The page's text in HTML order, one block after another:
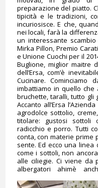
preparazione del piatto.
tipicità e le tradizioni,
incuriosisce. E che,
nei locali, farà la
un interessante
Mirka Pillon, Premio
e Unione Cuochi per il
Buglione, miglior maitre
dell’Ersa, com’è
Cucinare.
imbattiamo in quello che
bruchette, taralli, tutto gli
Accanto all’Ersa
agrodolce sottolio,
titolare: gustosi sottoli
radicchio e porro. Tutti
conta, con materie prime
sente. Ed ecco una
come i sottoli, non
alle ciliegie. Ci viene da
albergatori ahimè